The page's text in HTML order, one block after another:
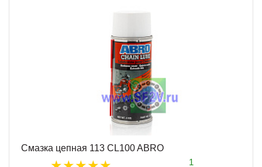
Смазка цепная 113 CL100 ABRO
1